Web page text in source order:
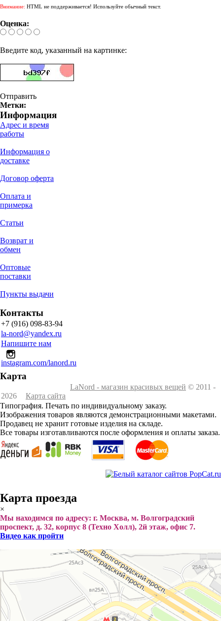
Внимание: HTML не поддерживается! Используйте обычный текст.
Оценка:
Введите код, указанный на картинке:
Отправить
Метки:
Информация
Адрес и время
работы
Информация о
доставке
Договор оферта
Оплата и
примерка
Статьи
Возврат и
обмен
Оптовые
поставки
Пункты выдачи
Контакты
+7 (916) 098-83-94
la-nord@yandex.ru
Напишите нам
instagram.com/lanord.ru
Карта
LaNord - магазин красивых вещей © 2011 -
2026
Карта сайта
Типография. Печать по индивидуальному заказу.
Изображения товаров являются демонстрационными макетами.
Продавец не хранит готовые изделия на складе.
Все товары изготавливаются после оформления и оплаты заказа.
Карта проезда
×
Мы находимся по адресу: г. Москва, м. Волгоградский
проспект, д. 32, корпус 8 (Техно Холл), 2й этаж, офис 7.
Видео как пройти